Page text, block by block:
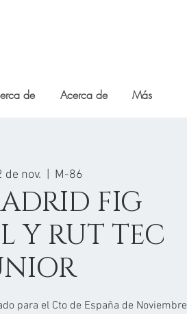
de Acerca de Más
de nov.
  |
M-86
FIG
Y RUT TEC
para el Cto de España de Noviembre